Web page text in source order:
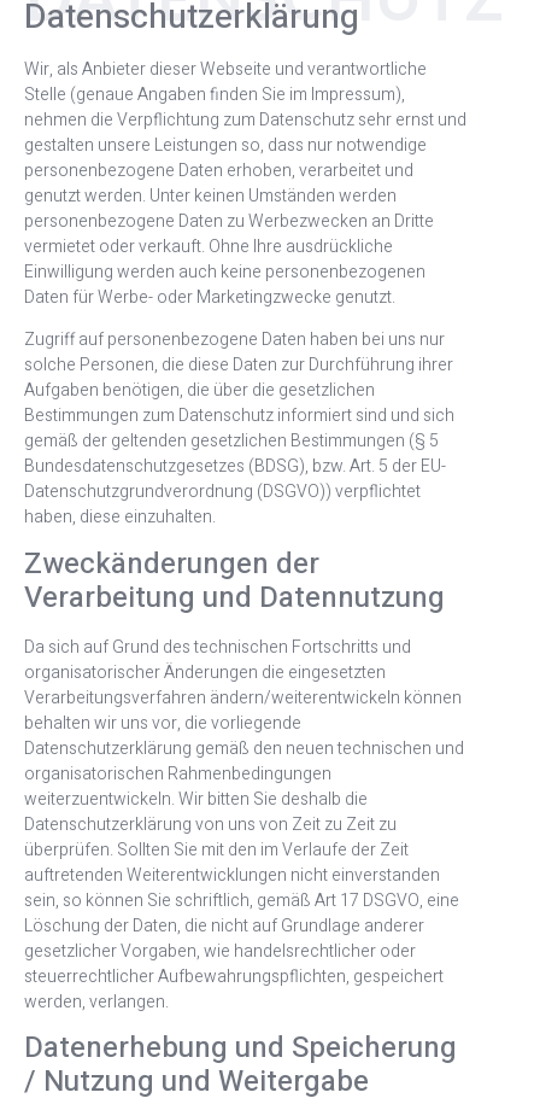
Datenschutzerklärung
Wir, als Anbieter dieser Webseite und verantwortliche
Stelle (genaue Angaben finden Sie im Impressum),
nehmen die Verpflichtung zum Datenschutz sehr ernst und
gestalten unsere Leistungen so, dass nur notwendige
personenbezogene Daten erhoben, verarbeitet und
genutzt werden. Unter keinen Umständen werden
personenbezogene Daten zu Werbezwecken an Dritte
vermietet oder verkauft. Ohne Ihre ausdrückliche
Einwilligung werden auch keine personenbezogenen
Daten für Werbe- oder Marketingzwecke genutzt.
Zugriff auf personenbezogene Daten haben bei uns nur
solche Personen, die diese Daten zur Durchführung ihrer
Aufgaben benötigen, die über die gesetzlichen
Bestimmungen zum Datenschutz informiert sind und sich
gemäß der geltenden gesetzlichen Bestimmungen (§ 5
Bundesdatenschutzgesetzes (BDSG), bzw. Art. 5 der EU-
Datenschutzgrundverordnung (DSGVO)) verpflichtet
haben, diese einzuhalten.
Zweckänderungen der
Verarbeitung und Datennutzung
Da sich auf Grund des technischen Fortschritts und
organisatorischer Änderungen die eingesetzten
Verarbeitungsverfahren ändern/weiterentwickeln können
behalten wir uns vor, die vorliegende
Datenschutzerklärung gemäß den neuen technischen und
organisatorischen Rahmenbedingungen
weiterzuentwickeln. Wir bitten Sie deshalb die
Datenschutzerklärung von uns von Zeit zu Zeit zu
überprüfen. Sollten Sie mit den im Verlaufe der Zeit
auftretenden Weiterentwicklungen nicht einverstanden
sein, so können Sie schriftlich, gemäß Art 17 DSGVO, eine
Löschung der Daten, die nicht auf Grundlage anderer
gesetzlicher Vorgaben, wie handelsrechtlicher oder
steuerrechtlicher Aufbewahrungspflichten, gespeichert
werden, verlangen.
Datenerhebung und Speicherung
/ Nutzung und Weitergabe